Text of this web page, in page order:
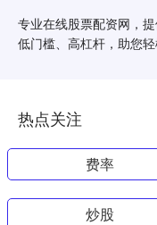
专业在线股票配资网，
低门槛、高杠杆，助您
热点关注
费率
炒股